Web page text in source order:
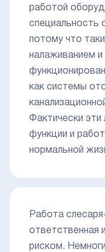
работой
специальность
потому что
налаживанием
как системы
Фактически
функции и
нормальной
Работа
ответственная
риском.